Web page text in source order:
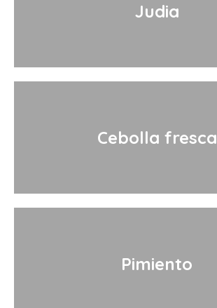
Judia
Cebolla fresca
Pimiento